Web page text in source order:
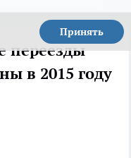
Принять
переезды
в 2015 году